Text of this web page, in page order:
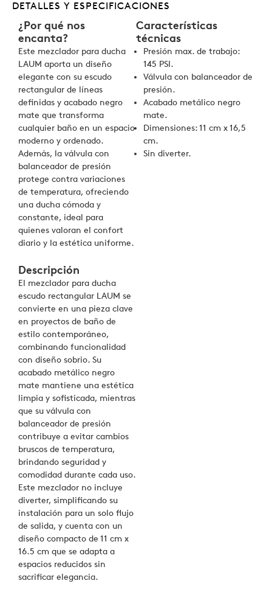
DETALLES Y ESPECIFICACIONES
¿Por qué nos
encanta?
Este mezclador para ducha
LAUM aporta un diseño
elegante con su escudo
rectangular de líneas
definidas y acabado negro
mate que transforma
cualquier baño en un espacio
moderno y ordenado.
Además, la válvula con
balanceador de presión
protege contra variaciones
de temperatura, ofreciendo
una ducha cómoda y
constante, ideal para
quienes valoran el confort
diario y la estética uniforme.
Descripción
El mezclador para ducha
escudo rectangular LAUM se
convierte en una pieza clave
en proyectos de baño de
estilo contemporáneo,
combinando funcionalidad
con diseño sobrio. Su
acabado metálico negro
mate mantiene una estética
limpia y sofisticada, mientras
que su válvula con
balanceador de presión
contribuye a evitar cambios
bruscos de temperatura,
brindando seguridad y
comodidad durante cada uso.
Este mezclador no incluye
diverter, simplificando su
instalación para un solo flujo
de salida, y cuenta con un
diseño compacto de 11 cm x
16.5 cm que se adapta a
espacios reducidos sin
sacrificar elegancia.
Características
técnicas
Presión max. de trabajo:
145 PSI.
Válvula con balanceador de
presión.
Acabado metálico negro
mate.
Dimensiones: 11 cm x 16,5
cm.
Sin diverter.